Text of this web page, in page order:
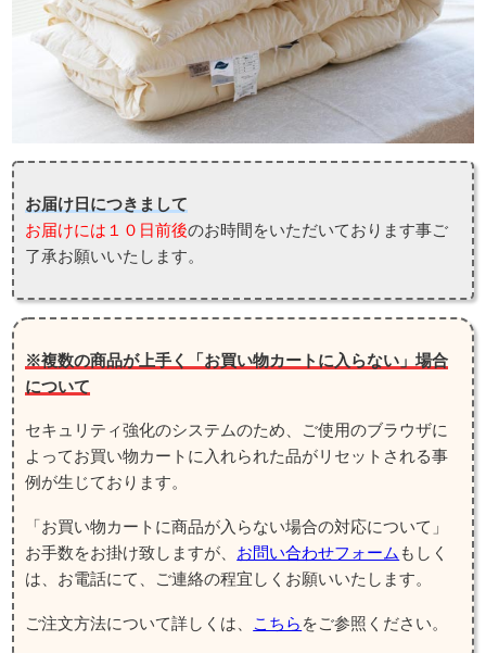
お届け日につきまして
お届けには１０日前後のお時間をいただいております事ご
了承お願いいたします。
※複数の商品が上手く「お買い物カートに入らない」場合
について
セキュリティ強化のシステムのため、ご使用のブラウザに
よってお買い物カートに入れられた品がリセットされる事
例が生じております。
「お買い物カートに商品が入らない場合の対応について」
お手数をお掛け致しますが、 お問い合わせフォーム もしく
は、お電話にて、ご連絡の程宜しくお願いいたします。
ご注文方法について詳しくは、 こちら をご参照ください。